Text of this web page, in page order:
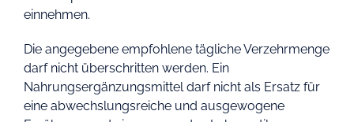
einnehmen.
Die angegebene empfohlene tägliche Verzehrmenge
darf nicht überschritten werden. Ein
Nahrungsergänzungsmittel darf nicht als Ersatz für
eine abwechslungsreiche und ausgewogene